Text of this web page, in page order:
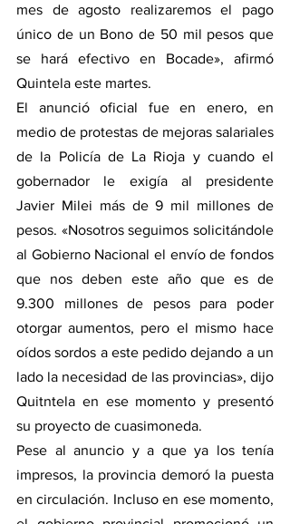
mes de agosto realizaremos el pago
único de un Bono de 50 mil pesos que
se hará efectivo en Bocade», afirmó
Quintela este martes.
El anunció oficial fue en enero, en
medio de protestas de mejoras salariales
de la Policía de La Rioja y cuando el
gobernador le exigía al presidente
Javier Milei más de 9 mil millones de
pesos. «Nosotros seguimos solicitándole
al Gobierno Nacional el envío de fondos
que nos deben este año que es de
9.300 millones de pesos para poder
otorgar aumentos, pero el mismo hace
oídos sordos a este pedido dejando a un
lado la necesidad de las provincias», dijo
Quitntela en ese momento y presentó
su proyecto de cuasimoneda.
Pese al anuncio y a que ya los tenía
impresos, la provincia demoró la puesta
en circulación. Incluso en ese momento,